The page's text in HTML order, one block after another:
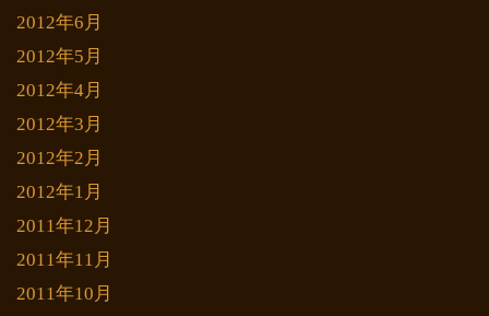
2012年6月
2012年5月
2012年4月
2012年3月
2012年2月
2012年1月
2011年12月
2011年11月
2011年10月